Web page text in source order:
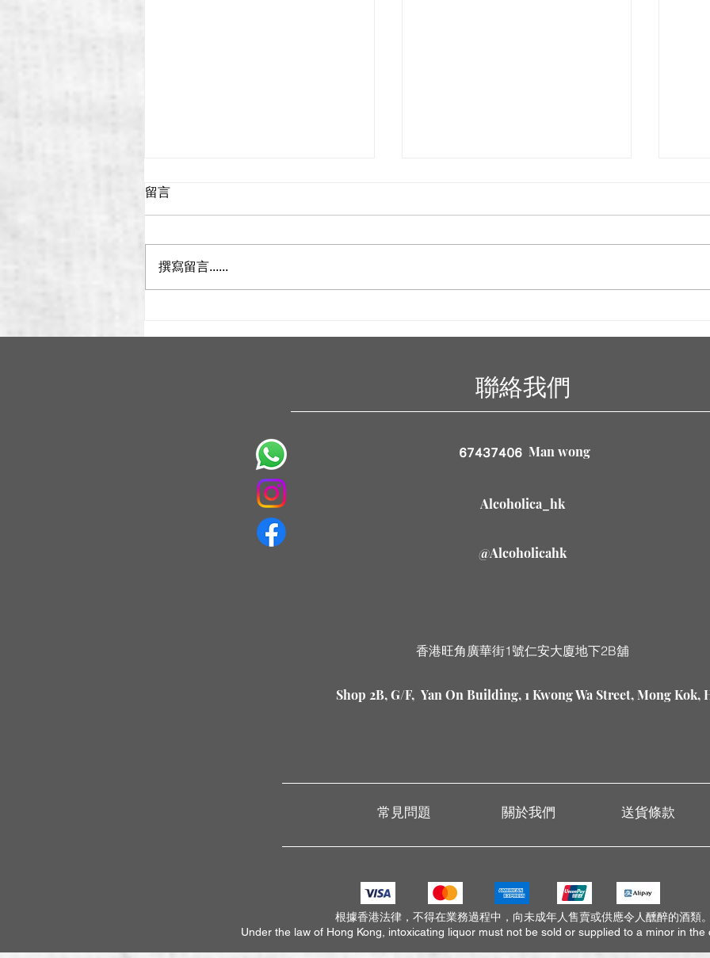
成酒
留言
撰寫留言......
聯絡我們
67437406 Man wong
Alcoholica_hk
@Alcoholicahk
香港旺角廣華街1號仁安大廈地下2B舖
Shop 2B, G/F, Yan On Building, 1 Kwong Wa Street, Mong Kok,
常見問題 關於我們 送貨條款
根據香港法律，不得在業務過程中，向未成年人售賣或供應令人醺醉的酒類
Under the law of Hong Kong, intoxicating liquor must not be sold or supplied to a minor in the